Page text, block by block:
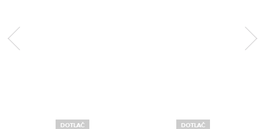
DOTLAČ DOTLAČ